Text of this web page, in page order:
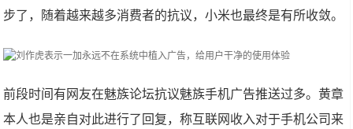
步了，随着越来越多消费者的抗议，小米也最终是有所收敛。
前段时间有网友在魅族论坛抗议魅族手机广告推送过多。黄章
本人也是亲自对此进行了回复，称互联网收入对于手机公司来